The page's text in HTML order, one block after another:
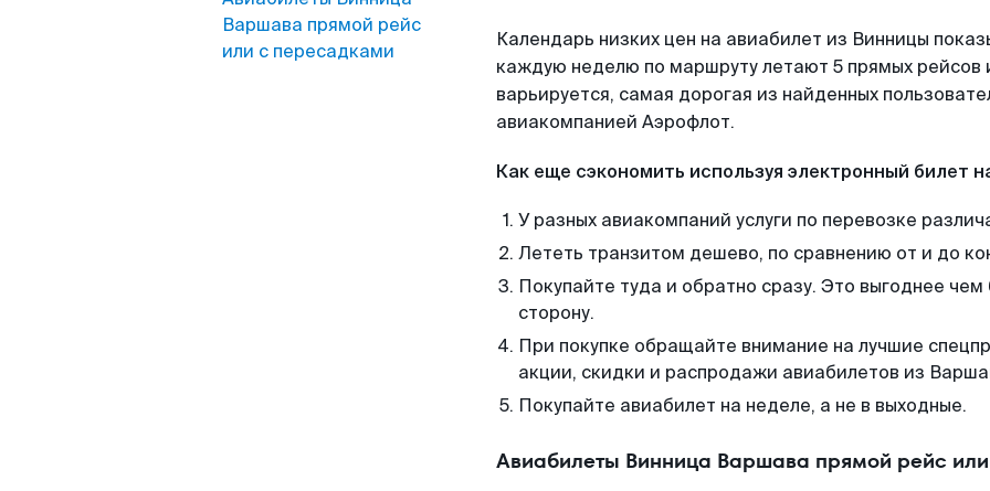
Варшава прямой рейс
или с пересадками
Календарь низких цен на авиабилет из Винницы
каждую неделю по маршруту летают 5 прямых рейсов
варьируется, самая дорогая из найденных
авиакомпанией Аэрофлот.
Как еще сэкономить используя электронный билет
У разных авиакомпаний услуги по перевозке
Лететь транзитом дешево, по сравнению от и до
Покупайте туда и обратно сразу. Это выгоднее
сторону.
При покупке обращайте внимание на лучшие
акции, скидки и распродажи авиабилетов из
Покупайте авиабилет на неделе, а не в выходные.
Авиабилеты Винница Варшава прямой рейс